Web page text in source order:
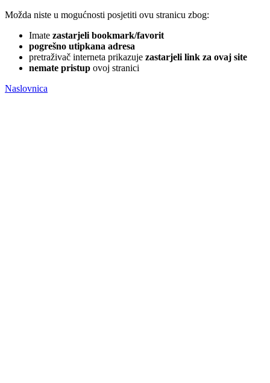
Možda niste u mogućnosti posjetiti ovu stranicu zbog:
Imate zastarjeli bookmark/favorit
pogrešno utipkana adresa
pretraživač interneta prikazuje zastarjeli link za ovaj site
nemate pristup ovoj stranici
Naslovnica